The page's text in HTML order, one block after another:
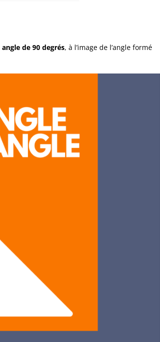
angle de 90 degrés, à l’image de l’angle formé